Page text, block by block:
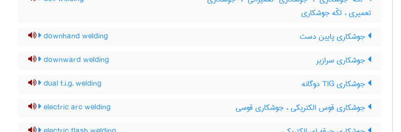
تعمیری ، لکّه جوشکاری
جوشکاری پایین دست downhand welding
جوشکاری سرازیر downward welding
جوشکاری TIG دوگانه dual t.i.g. welding
جوشکاری قوس الکتریکی ، جوشکاری قوسی electric arc welding